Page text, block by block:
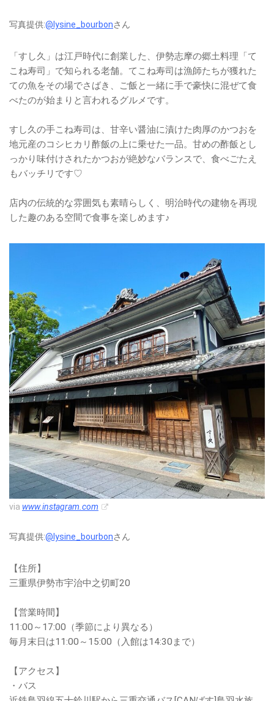
写真提供:@lysine_bourbonさん
「すし久」は江戸時代に創業した、伊勢志摩の郷土料理「て
こね寿司」で知られる老舗。てこね寿司は漁師たちが獲れた
ての魚をその場でさばき、ご飯と一緒に手で豪快に混ぜて食
べたのが始まりと言われるグルメです。
すし久の手こね寿司は、甘辛い醤油に漬けた肉厚のかつおを
地元産のコシヒカリ酢飯の上に乗せた一品。甘めの酢飯とし
っかり味付けされたかつおが絶妙なバランスで、食べごたえ
もバッチリです♡
店内の伝統的な雰囲気も素晴らしく、明治時代の建物を再現
した趣のある空間で食事を楽しめます♪
via www.instagram.com
写真提供:@lysine_bourbonさん
【住所】
三重県伊勢市宇治中之切町20
【営業時間】
11:00～17:00（季節により異なる）
毎月末日は11:00～15:00（入館は14:30まで）
【アクセス】
・バス